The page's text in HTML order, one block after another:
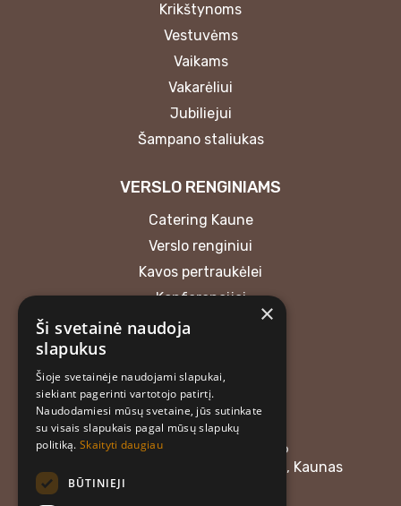
Krikštynoms
Vestuvėms
Vaikams
Vakarėliui
Jubiliejui
Šampano staliukas
VERSLO RENGINIAMS
Catering Kaune
Verslo renginiui
Kavos pertraukėlei
Konferencijai
MB “Atrask skonį”
+37062018165
atraskskoni@gmail.com
Įmonės kodas: 304476576
Adresas: Linkuvos g. 58, LT-48357, Kaunas
×
Ši svetainė naudoja
slapukus
Šioje svetainėje naudojami slapukai,
siekiant pagerinti vartotojo patirtį.
Naudodamiesi mūsų svetaine, jūs sutinkate
su visais slapukais pagal mūsų slapukų
politiką. Skaityti daugiau
BŪTINIEJI